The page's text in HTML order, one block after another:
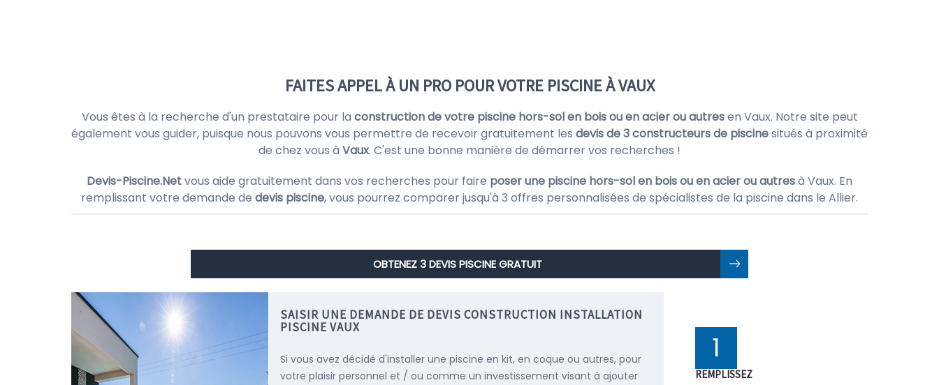
FAITES APPEL À UN PRO POUR VOTRE PISCINE À VAUX
Vous êtes à la recherche d'un prestataire pour la construction de votre piscine hors-sol en bois ou en acier ou autresen Vaux. Notre site peut
également vous guider, puisque nous pouvons vous permettre de recevoir gratuitement les devis de 3 constructeurs de piscinesitués à proximité
de chez vous à Vaux. C'est une bonne manière de démarrer vos recherches !
Devis-Piscine.Netvous aide gratuitement dans vos recherches pour faire poser une piscine hors-sol en bois ou en acier ou autresà Vaux. En
remplissant votre demande de devis piscine, vous pourrez comparer jusqu'à 3 offres personnalisées de spécialistes de la piscine dans le Allier.
OBTENEZ 3 DEVIS PISCINE GRATUIT
SAISIR UNE DEMANDE DE DEVIS CONSTRUCTION INSTALLATION
PISCINE VAUX
Si vous avez décidé d'installer une piscine en kit, en coque ou autres, pour
votre plaisir personnel et / ou comme un investissement visant à ajouter
1
REMPLISSEZ